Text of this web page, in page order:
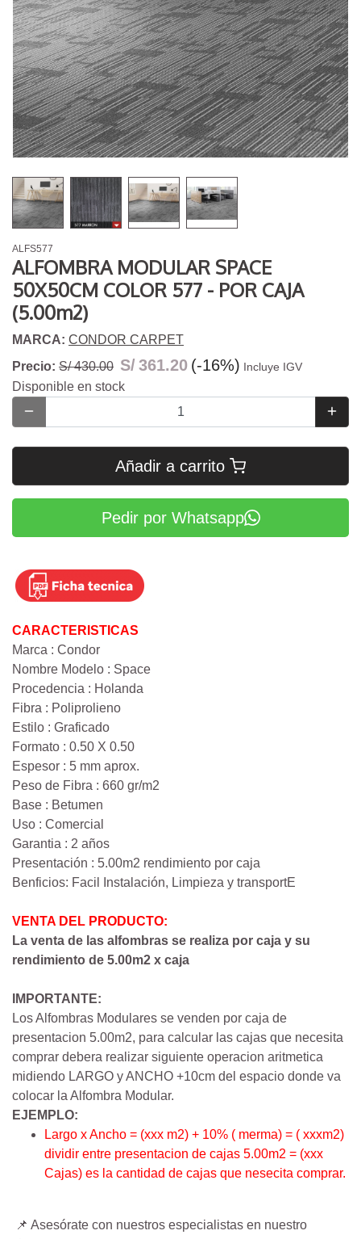
ALFS577
ALFOMBRA MODULAR SPACE
50X50CM COLOR 577 - POR CAJA
(5.00m2)
MARCA: CONDOR CARPET
Precio: S/ 430.00 S/361.20 (-16%) Incluye IGV
Disponible en stock
Añadir a carrito
Pedir por Whatsapp
CARACTERISTICAS
Marca : Condor
Nombre Modelo : Space
Procedencia : Holanda
Fibra : Poliprolieno
Estilo : Graficado
Formato : 0.50 X 0.50
Espesor : 5 mm aprox.
Peso de Fibra : 660 gr/m2
Base : Betumen
Uso : Comercial
Garantia : 2 años
Presentación : 5.00m2 rendimiento por caja
Benficios: Facil Instalación, Limpieza y transportE
VENTA DEL PRODUCTO:
La venta de las alfombras se realiza por caja y su
rendimiento de 5.00m2 x caja
IMPORTANTE:
Los Alfombras Modulares se venden por caja de
presentacion 5.00m2, para calcular las cajas que necesita
comprar debera realizar siguiente operacion aritmetica
midiendo LARGO y ANCHO +10cm del espacio donde va
colocar la Alfombra Modular.
EJEMPLO:
Largo x Ancho = (xxx m2) + 10% ( merma) = ( xxxm2)
dividir entre presentacion de cajas 5.00m2 = (xxx
Cajas) es la cantidad de cajas que nesecita comprar.
📌 Asesórate con nuestros especialistas en nuestro